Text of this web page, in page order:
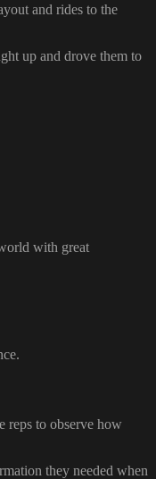
and rides to the
up and drove them to
with great
reps to observe how
they needed when